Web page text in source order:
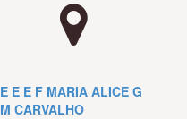
E E E F MARIA ALICE G
M CARVALHO